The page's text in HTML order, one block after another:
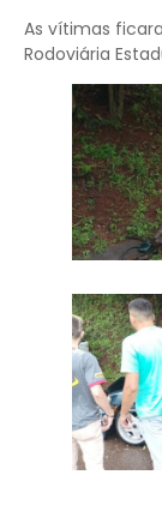
As vítimas
Rodoviária